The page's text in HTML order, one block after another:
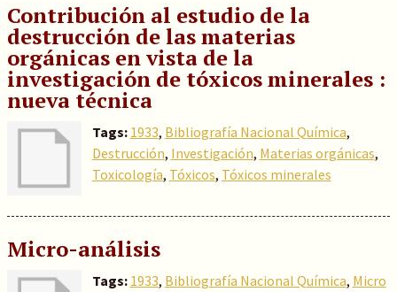
Contribución al estudio de la
destrucción de las materias
orgánicas en vista de la
investigación de tóxicos minerales :
nueva técnica
Tags: 1933, Bibliografía Nacional Química,
Destrucción, Investigación, Materias orgánicas,
Toxicología, Tóxicos, Tóxicos minerales
Micro-análisis
Tags: 1933, Bibliografía Nacional Química, Micro